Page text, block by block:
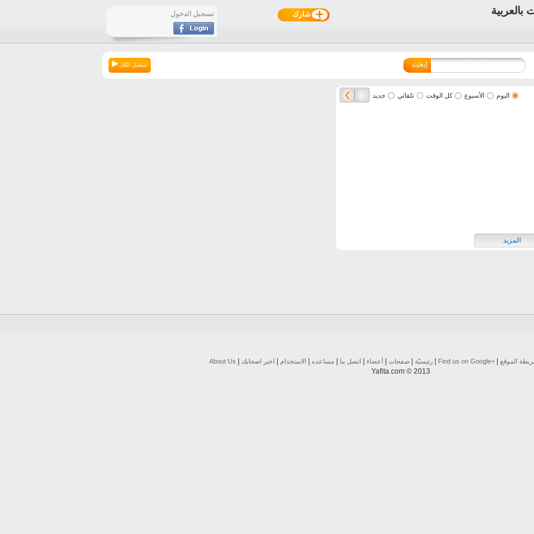
شارك تسجيل الدخول
تشغيل الكل إبحث
اليوم الأسبوع كل الوقت تلقائي جديد
المزيد
الموقع Find us on ‪Google+‬‏ رئيسيّة صفحات أعضاء اتصل بنا مساعده الاستخدام اخبر اصحابك About Us
Yafita.com © 2013